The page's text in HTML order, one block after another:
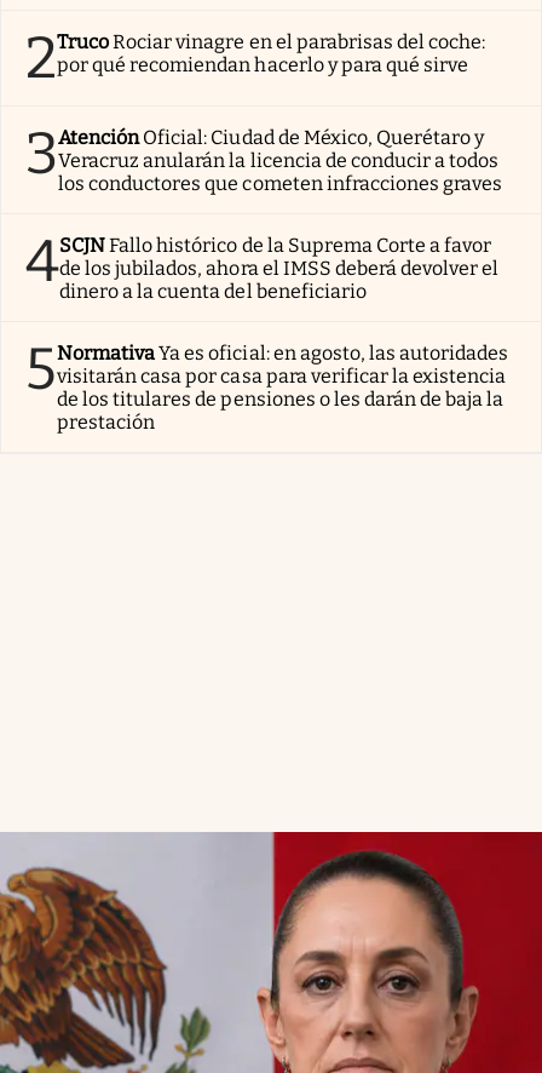
2TrucoRociar vinagre en el parabrisas del coche:
por qué recomiendan hacerlo y para qué sirve
3AtenciónOficial: Ciudad de México, Querétaro y
Veracruz anularán la licencia de conducir a todos
los conductores que cometen infracciones graves
4SCJNFallo histórico de la Suprema Corte a favor
de los jubilados, ahora el IMSS deberá devolver el
dinero a la cuenta del beneficiario
5NormativaYa es oficial: en agosto, las autoridades
visitarán casa por casa para verificar la existencia
de los titulares de pensiones o les darán de baja la
prestación